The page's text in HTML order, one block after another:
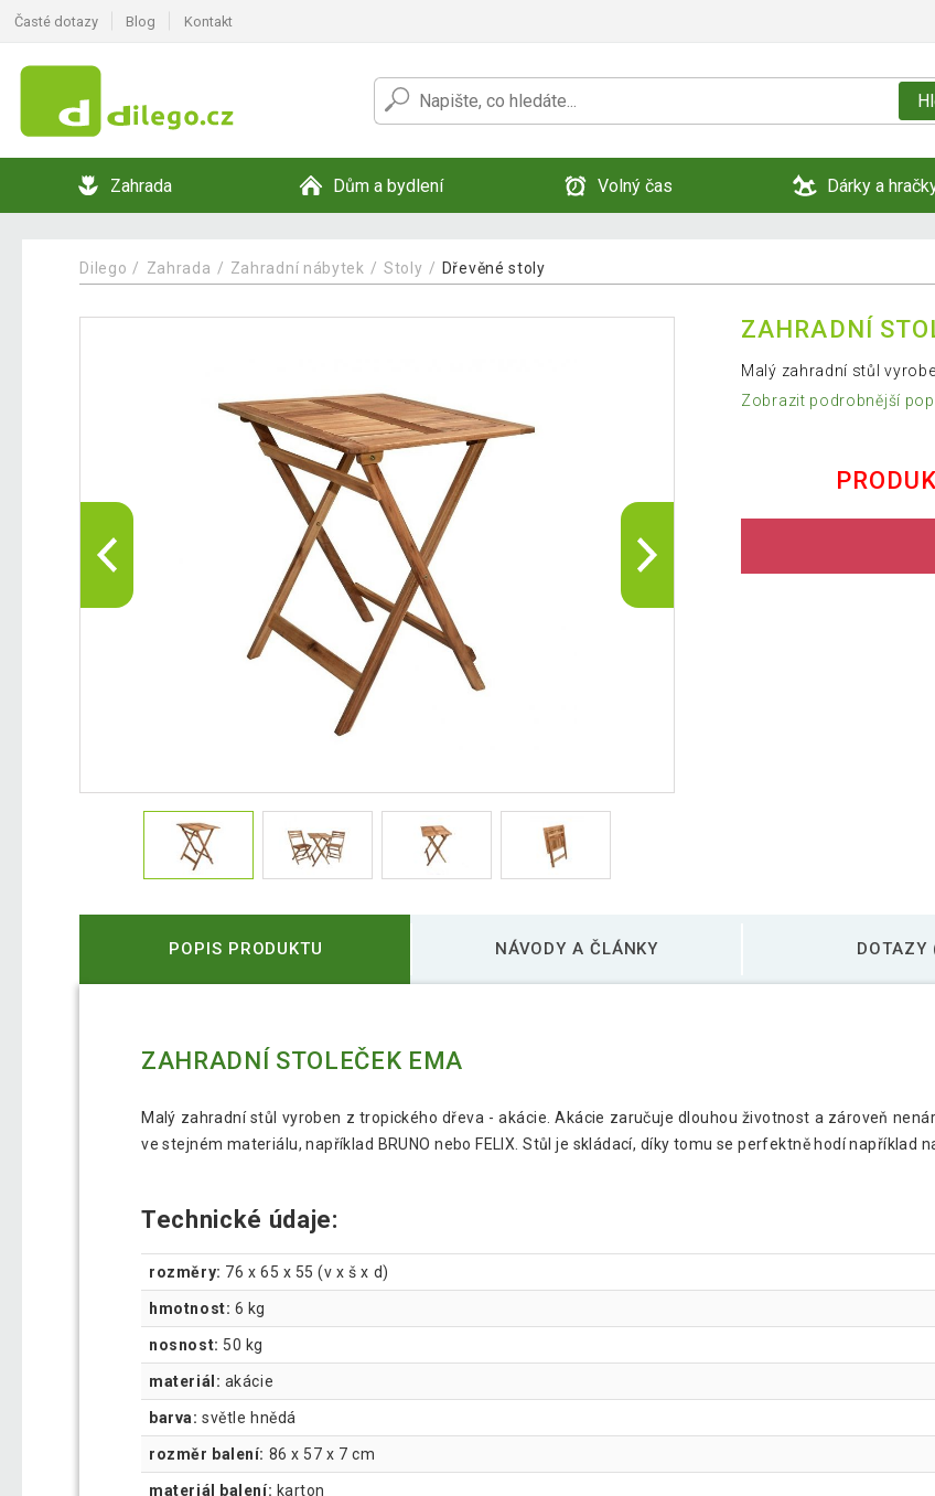
Časté dotazy Blog Kontakt
Zahrada Dům a bydlení Volný čas Dárky a
Dilego Zahrada Zahradní nábytek Stoly Dřevěné stoly
ZAHRADNÍ
Malý zahradní stůl
Zobrazit podrobnější
POPIS PRODUKTU NÁVODY A ČLÁNKY DOTAZY
ZAHRADNÍ STOLEČEK EMA
Malý zahradní stůl vyroben z tropického dřeva - akácie. Akácie zaručuje dlouhou životnost a zároveň
ve stejném materiálu, například BRUNO nebo FELIX. Stůl je skládací, díky tomu se perfektně hodí například
Technické údaje:
rozměry: 76 x 65 x 55 (v x š x d)
hmotnost: 6 kg
nosnost: 50 kg
materiál: akácie
barva: světle hnědá
rozměr balení: 86 x 57 x 7 cm
materiál balení: karton